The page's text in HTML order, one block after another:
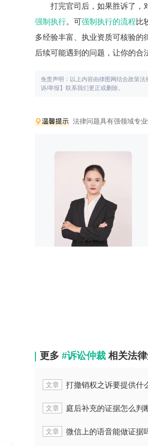
打完官司后，如果胜诉了，
强制执行。可强制执行的流程比
多经验丰富、执业资质可核验的
后续可能遇到的问题，让你的合
免责声明：以上内容由律图网结合政策
诉/举报】联系我们更正或删除。
法律问题具有强领域专
更多 #诉讼仲裁 相关法
文章 打撤销权之诉要提供什
文章 庭后补充的证据怎么判断法官有没
文章 微信上的语音能做证据